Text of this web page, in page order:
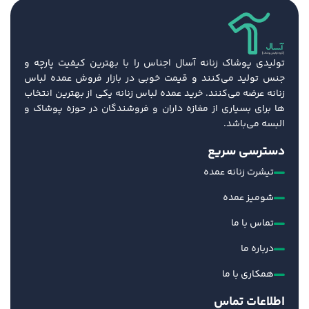
تولیدی پوشاک زنانه آسال اجناس را با بهترین کیفیت پارچه و
جنس تولید می‌کنند و قیمت خوبی در بازار فروش عمده لباس
زنانه عرضه می‌کنند. خرید عمده لباس زنانه یکی از بهترین انتخاب
ها برای بسیاری از مغازه داران و فروشندگان در حوزه پوشاک و
البسه می‌باشد.
دسترسی سریع
تیشرت زنانه عمده
شومیز عمده
تماس با ما
درباره ما
همکاری با ما
اطلاعات تماس